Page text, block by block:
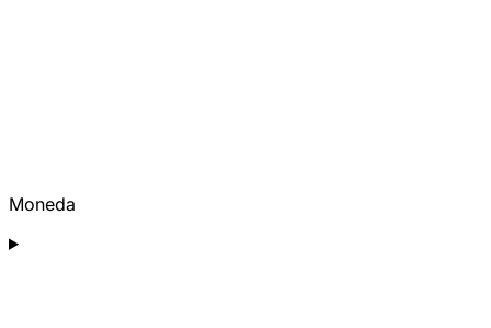
Moneda